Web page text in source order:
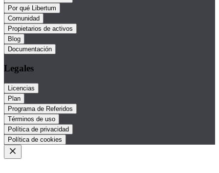
Por qué Libertum
Comunidad
Propietarios de activos
Blog
Documentación
Legales
Licencias
Plan
Programa de Referidos
Términos de uso
Política de privacidad
Política de cookies